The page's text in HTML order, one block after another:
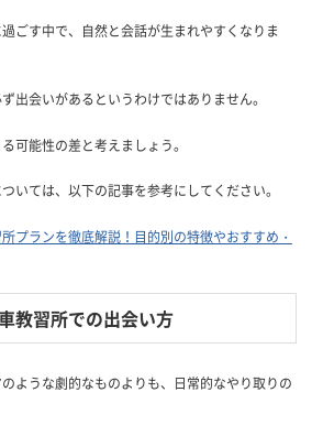
ごす中で、自然と会話が生まれやすくなりま
出会いがあるというわけではありません。
可能性の差と考えましょう。
いては、以下の記事を参考にしてください。
プランを徹底解説！目的別の特徴やおすすめ・
教習所での出会い方
ような劇的なものよりも、日常的なやり取りの